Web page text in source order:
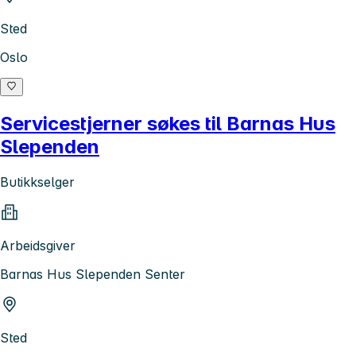
Sted
Oslo
Servicestjerner søkes til Barnas Hus
Slependen
Butikkselger
Arbeidsgiver
Barnas Hus Slependen Senter
Sted